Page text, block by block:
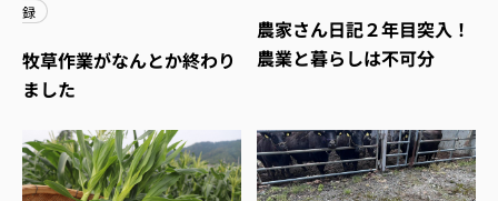
録
牧草作業がなんとか終わり
ました
農家さん日記２年目突入！
農業と暮らしは不可分